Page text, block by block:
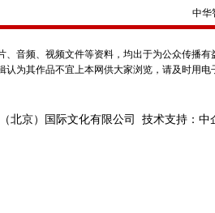
中华
音频、视频文件等资料，均出于为公众传播
认为其作品不宜上本网供大家浏览，请及时用
北京）国际文化有限公司 技术支持：